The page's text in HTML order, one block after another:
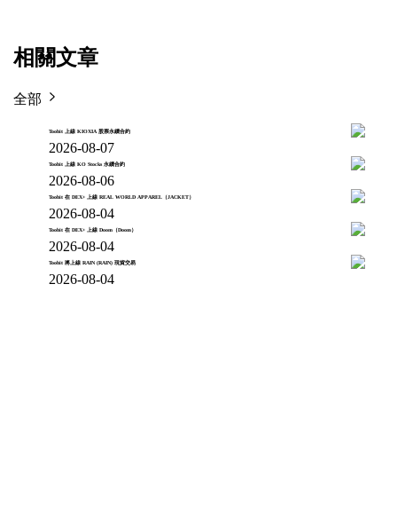
相關文章
全部
Toobit 上線 KIOXIA 股票永續合約
2026-08-07
Toobit 上線 KO Stocks 永續合約
2026-08-06
Toobit 在 DEX+ 上線 REAL WORLD APPAREL（JACKET）
2026-08-04
Toobit 在 DEX+ 上線 Doom（Doom）
2026-08-04
Toobit 將上線 RAIN (RAIN) 現貨交易
2026-08-04